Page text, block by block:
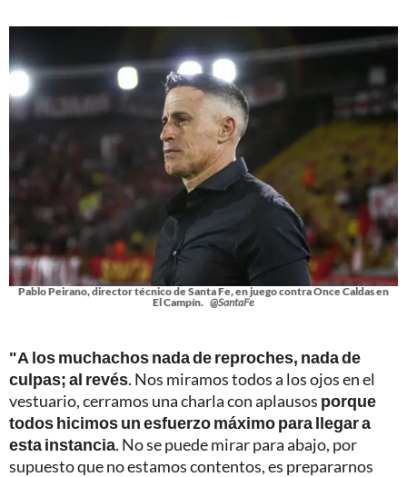
Pablo Peirano, director técnico de Santa Fe, en juego contra Once Caldas en
El Campín. @SantaFe
"A los muchachos nada de reproches, nada de
culpas; al revés. Nos miramos todos a los ojos en el
vestuario, cerramos una charla con aplausos porque
todos hicimos un esfuerzo máximo para llegar a
esta instancia. No se puede mirar para abajo, por
supuesto que no estamos contentos, es prepararnos